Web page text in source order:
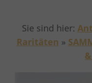
Sie sind hier:
Raritäten »